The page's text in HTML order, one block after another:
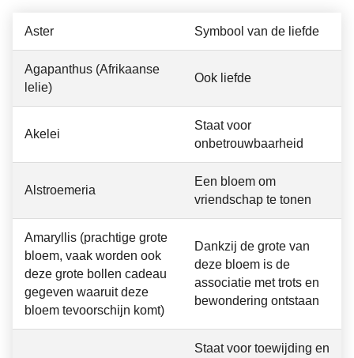
Aster Symbool van de liefde
Agapanthus (Afrikaanse
lelie)
Ook liefde
Akelei
Staat voor
onbetrouwbaarheid
Alstroemeria
Een bloem om
vriendschap te tonen
Amaryllis (prachtige grote
bloem, vaak worden ook
deze grote bollen cadeau
gegeven waaruit deze
bloem tevoorschijn komt)
Dankzij de grote van
deze bloem is de
associatie met trots en
bewondering ontstaan
Staat voor toewijding en